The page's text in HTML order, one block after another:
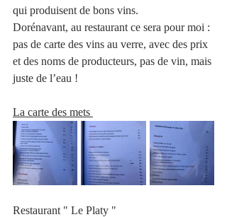
qui produisent de bons vins.
Dorénavant, au restaurant ce sera pour moi :
pas de carte des vins au verre, avec des prix
et des noms de producteurs, pas de vin, mais
juste de l’eau !
La carte des mets
Restaurant " Le Platy "